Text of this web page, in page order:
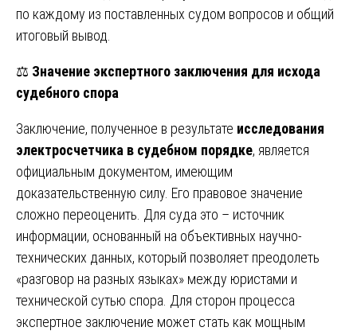
по каждому из поставленных судом вопросов и общий
итоговый вывод.
⚖️ Значение экспертного заключения для исхода
судебного спора
Заключение, полученное в результате исследования
электросчетчика в судебном порядке, является
официальным документом, имеющим
доказательственную силу. Его правовое значение
сложно переоценить. Для суда это – источник
информации, основанный на объективных научно-
технических данных, который позволяет преодолеть
«разговор на разных языках» между юристами и
технической сутью спора. Для сторон процесса
экспертное заключение может стать как мощным